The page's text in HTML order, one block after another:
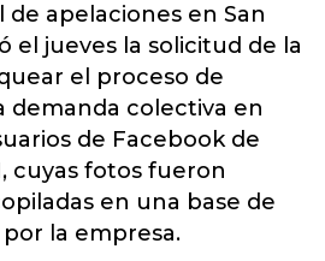
apelaciones en San
el jueves la solicitud de la
el proceso de
demanda colectiva en
de Facebook de
cuyas fotos fueron
en una base de
la empresa.